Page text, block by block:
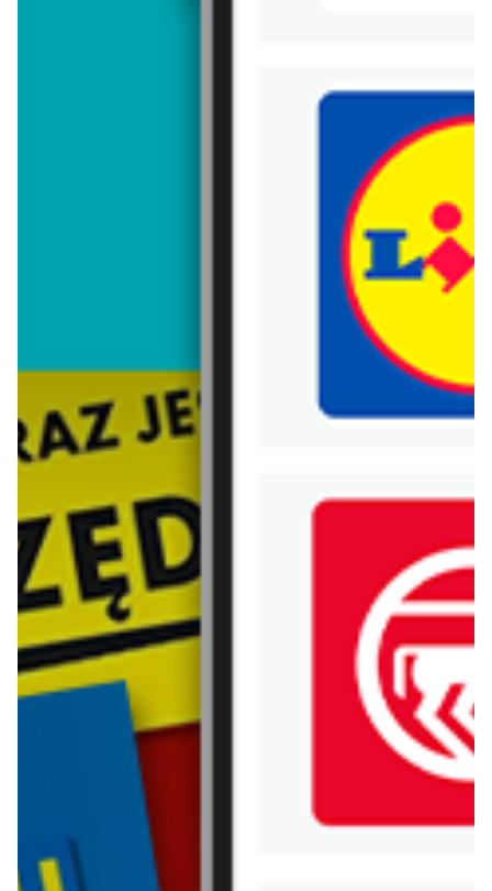
Trafiłeś na nieaktualną gazetkę
Zobacz aktualne gazetki Blix!
Top Secret
aktualna
NOWOŚCI - kolekcja męska
WIĘCEJ GAZETEK TOP